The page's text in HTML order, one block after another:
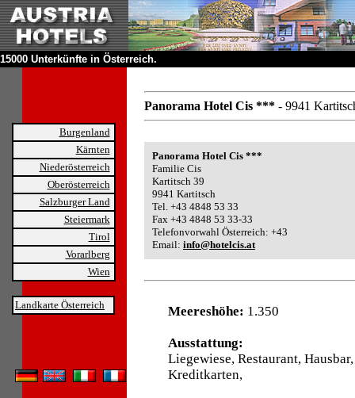
15000 Unterkünfte in Österreich.
Burgenland
Kärnten
Niederösterreich
Oberösterreich
Salzburger Land
Steiermark
Tirol
Vorarlberg
Wien
Landkarte Österreich
Panorama Hotel Cis *** - 9941
Panorama Hotel Cis ***
Familie Cis
Kartitsch 39
9941 Kartitsch
Tel. +43 4848 53 33
Fax +43 4848 53 33-33
Telefonvorwahl Österreich: +43
Email: info@hotelcis.at
Meereshöhe: 1.350
Ausstattung:
Liegewiese, Restaurant,
Kreditkarten,